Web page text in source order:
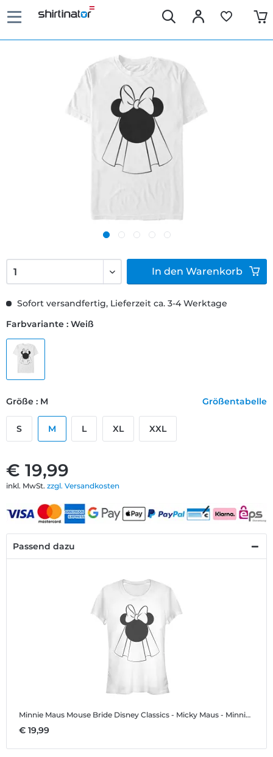
€ 19,99
inkl. MwSt. zzgl. Versandkosten
Sofort versandfertig, Lieferzeit ca. 3-4 Werktage
Farbvariante : Weiß
Größe : M Größentabelle
S M L XL XXL
In den Warenkorb
Passend dazu
Minnie Maus Mouse Bride Disney Classics - Micky Maus - Minnie Maus Mouse Bride - Frauen T-Shirt
€ 19,99